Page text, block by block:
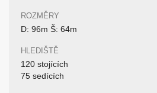
ROZMĚRY
D: 96m Š: 64m
HLEDIŠTĚ
120 stojících
75 sedících